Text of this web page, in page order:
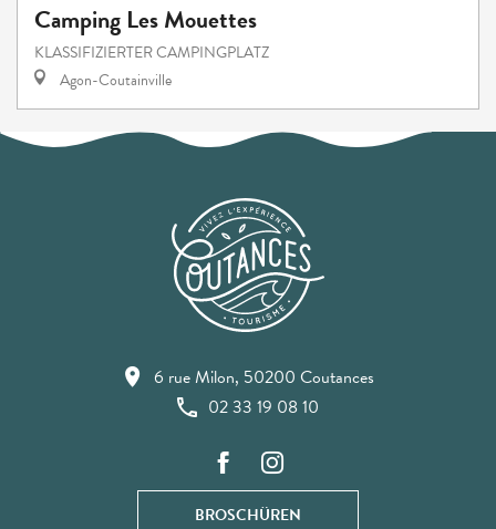
Camping Les Mouettes
KLASSIFIZIERTER CAMPINGPLATZ
Agon-Coutainville
6 rue Milon, 50200 Coutances
02 33 19 08 10
BROSCHÜREN